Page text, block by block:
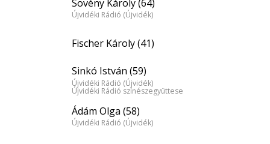
Sovény Károly (64)
Újvidéki Rádió (Újvidék)
Fischer Károly (41)
Sinkó István (59)
Újvidéki Rádió (Újvidék)
Újvidéki Rádió színészegyüttese
Ádám Olga (58)
Újvidéki Rádió (Újvidék)